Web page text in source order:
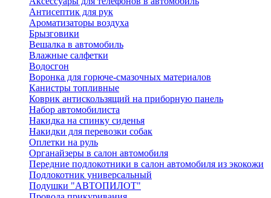
Антисептик для рук
Ароматизаторы воздуха
Брызговики
Вешалка в автомобиль
Влажные салфетки
Водосгон
Воронка для горюче-смазочных материалов
Канистры топливные
Коврик антискользящий на приборную панель
Набор автомобилиста
Накидка на спинку сиденья
Накидки для перевозки собак
Оплетки на руль
Органайзеры в салон автомобиля
Передние подлокотники в салон автомобиля из экокожи
Подлокотник универсальный
Подушки "АВТОПИЛОТ"